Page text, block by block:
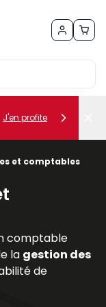
J'en profite
et comptables
comptable
la gestion des
de